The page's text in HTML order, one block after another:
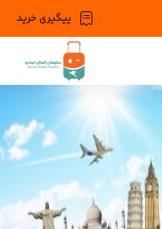
پیگیری خرید